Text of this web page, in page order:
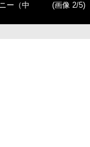
ー（中
(画像 2/5)